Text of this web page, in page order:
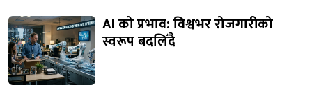
AI को प्रभाव: विश्वभर रोजगारीको
स्वरूप बदलिँदै